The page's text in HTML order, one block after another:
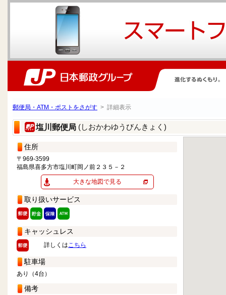
郵便局・ATM・ポストをさがす > 詳細表示
塩川郵便局 (しおかわゆうびんきょく)
住所
〒969-3599
福島県喜多方市塩川町岡ノ前２３５－２
大きな地図で見る
取り扱いサービス
キャッシュレス
詳しくはこちら
駐車場
あり（4台）
備考